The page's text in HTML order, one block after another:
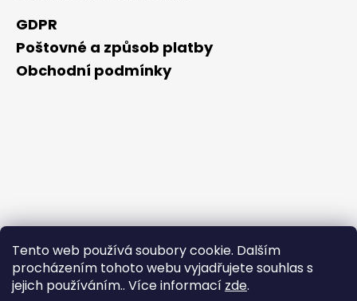
Tento web používá soubory cookie. Dalším
procházením tohoto webu vyjadřujete souhlas s
jejich používáním.. Více informací zde.
GDPR
Poštovné a způsob platby
Obchodní podmínky